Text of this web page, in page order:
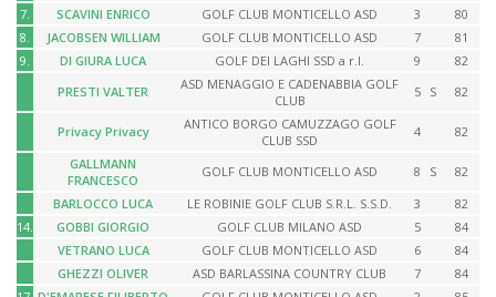
7.
SCAVINI ENRICO GOLF CLUB MONTICELLO ASD 3
80
8.
JACOBSEN WILLIAM GOLF CLUB MONTICELLO ASD 7
81
9.
DI GIURA LUCA GOLF DEI LAGHI SSD a r.l. 9
82
PRESTI VALTER
ASD MENAGGIO E CADENABBIA GOLF
CLUB
5 S 82
Privacy Privacy
ANTICO BORGO CAMUZZAGO GOLF
CLUB SSD
4
82
GALLMANN
FRANCESCO
GOLF CLUB MONTICELLO ASD 8 S
82
BARLOCCO LUCA
LE ROBINIE GOLF CLUB S.R.L. S.S.D. 3
82
14.
GOBBI GIORGIO GOLF CLUB MILANO ASD 5
84
VETRANO LUCA
GOLF CLUB MONTICELLO ASD 6
84
GHEZZI OLIVER
ASD BARLASSINA COUNTRY CLUB 7
84